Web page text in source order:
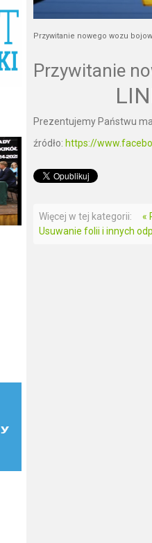
Przywitanie nowego wozu
Przywitanie
Prezentujemy Państwu
źródło: https://
Więcej w tej kategorii: «
Usuwanie folii i innych